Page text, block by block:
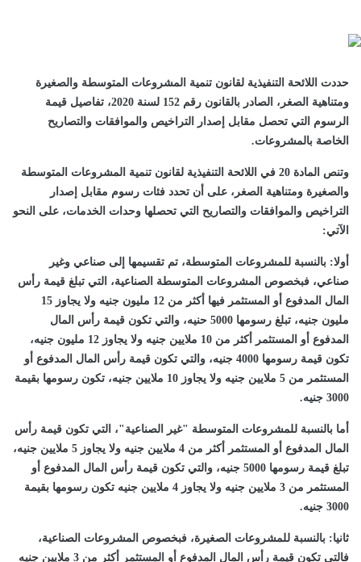
حددت اللائحة التنفيذية لقانون تنمية المشروعات المتوسطة والصغيرة
ومتناهية الصغر، الصادر بالقانون رقم 152 لسنة 2020، تفاصيل قيمة
الرسوم التي تحصل مقابل إصدار التراخيص والموافقات والتصاريح
الخاصة بالمشروعات.
وتنص المادة 20 في اللائحة التنفيذية لقانون تنمية المشروعات المتوسطة
والصغيرة ومتناهية الصغر، على أن تحدد فئات رسوم مقابل إصدار
التراخيص والموافقات والتصاريح التي تحصلها وحدات الخدمات، على النحو
الآتي:
أولا: بالنسبة للمشروعات المتوسطة، تم تقسيمها إلى صناعي وغير
صناعي، فبخصوص المشروعات المتوسطة الصناعية، التي تبلغ قيمة رأس
المال المدفوع أو المستثمر فيها أكثر من 12 مليون جنيه ولا يجاوز 15
مليون جنيه، تبلغ رسومها 5000 حنيه، والتي تكون قيمة رأس المال
المدفوع أو المستثمر أكثر من 10 ملايين جنيه ولا يجاوز 12 مليون جنيه،
تكون قيمة رسومها 4000 جنيه، والتي تكون قيمة رأس المال المدفوع أو
المستثمر من 5 ملايين جنيه ولا يجاوز 10 ملايين جنيه، تكون رسومها بقيمة
3000 جنيه.
أما بالنسبة للمشروعات المتوسطة "غير الصناعية"، التي تكون قيمة رأس
المال المدفوع أو المستثمر أكثر من 4 ملايين جنيه ولا يجاوز 5 ملايين جنيه،
تبلغ قيمة رسومها 5000 جنيه، والتي تكون قيمة رأس المال المدفوع أو
المستثمر من 3 ملايين جنيه ولا يجاوز 4 ملايين جنيه تكون رسومها بقيمة
3000 جنيه.
ثانيا: بالنسبة للمشروعات الصغيرة، فبخصوص المشروعات الصناعية،
فالتي تكون قيمة رأس المال المدفوع أو المستثمر أكثر من 3 ملايين جنيه